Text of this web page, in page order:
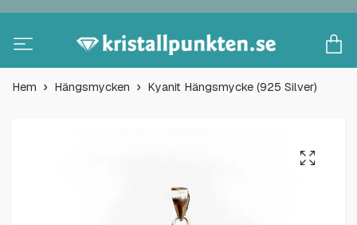
Hem Hängsmycken Kyanit Hängsmycke (925 Silver)